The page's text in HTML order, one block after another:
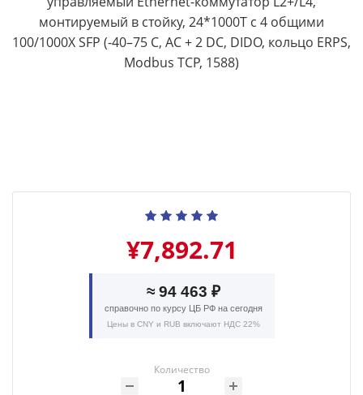
¥7,892.71
≈ 94 463 ₽
справочно по курсу ЦБ РФ на сегодня
Цены в CNY и RUB включают НДС 22%
Количество